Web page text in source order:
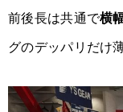
前後長は共通で横
グのデッパリだけ